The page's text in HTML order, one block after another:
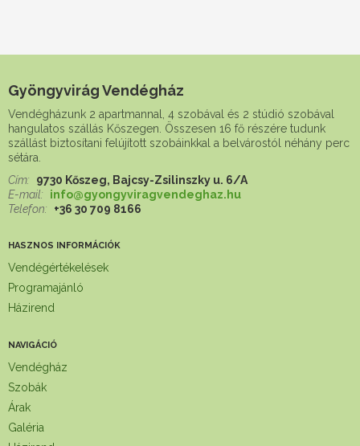
Gyöngyvirág Vendégház
Vendégházunk 2 apartmannal, 4 szobával és 2 stúdió szobával
hangulatos szállás Kőszegen. Összesen 16 fő részére tudunk
szállást biztosítani felújított szobáinkkal a belvárostól néhány perc
sétára.
Cím:
9730 Kőszeg, Bajcsy-Zsilinszky u. 6/A
E-mail:
info@gyongyviragvendeghaz.hu
Telefon:
+36 30 709 8166
HASZNOS INFORMÁCIÓK
Vendégértékelések
Programajánló
Házirend
NAVIGÁCIÓ
Vendégház
Szobák
Árak
Galéria